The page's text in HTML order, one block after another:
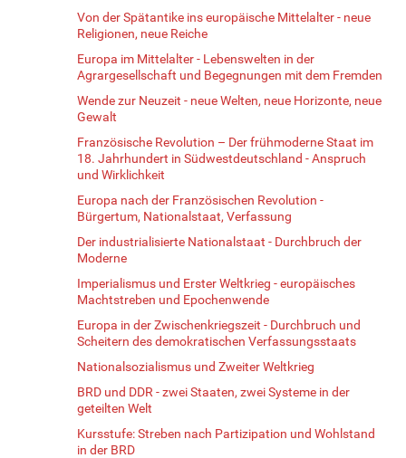
Von der Spätantike ins europäische Mittelalter - neue
Religionen, neue Reiche
Europa im Mittelalter - Lebenswelten in der
Agrargesellschaft und Begegnungen mit dem Fremden
Wende zur Neuzeit - neue Welten, neue Horizonte, neue
Gewalt
Französische Revolution – Der frühmoderne Staat im
18. Jahrhundert in Südwestdeutschland - Anspruch
und Wirklichkeit
Europa nach der Französischen Revolution -
Bürgertum, Nationalstaat, Verfassung
Der industrialisierte Nationalstaat - Durchbruch der
Moderne
Imperialismus und Erster Weltkrieg - europäisches
Machtstreben und Epochenwende
Europa in der Zwischenkriegszeit - Durchbruch und
Scheitern des demokratischen Verfassungsstaats
Nationalsozialismus und Zweiter Weltkrieg
BRD und DDR - zwei Staaten, zwei Systeme in der
geteilten Welt
Kursstufe: Streben nach Partizipation und Wohlstand
in der BRD